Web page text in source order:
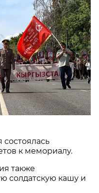
к мемориалу.
также
солдатскую кашу и